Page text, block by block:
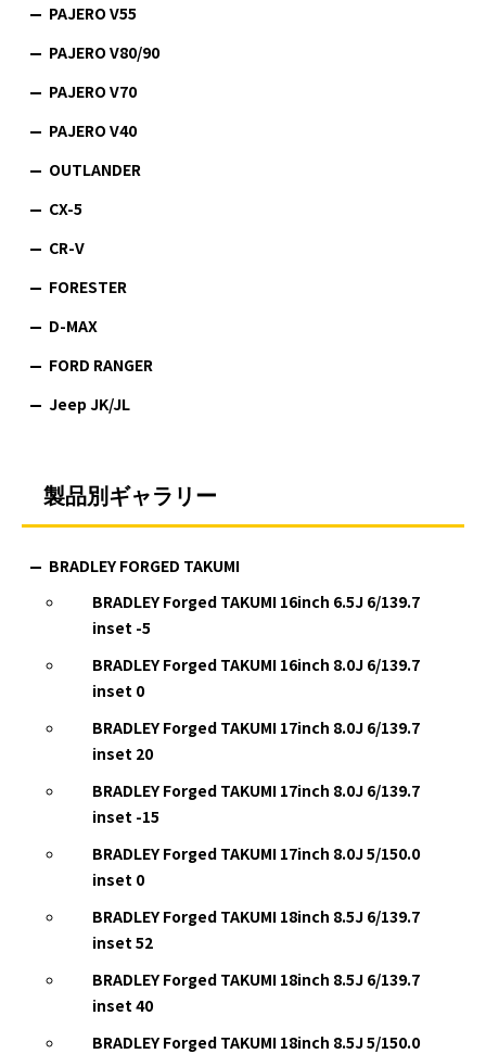
PAJERO V55
PAJERO V80/90
PAJERO V70
PAJERO V40
OUTLANDER
CX-5
CR-V
FORESTER
D-MAX
FORD RANGER
Jeep JK/JL
製品別ギャラリー
BRADLEY FORGED TAKUMI
BRADLEY Forged TAKUMI 16inch 6.5J 6/139.7
inset -5
BRADLEY Forged TAKUMI 16inch 8.0J 6/139.7
inset 0
BRADLEY Forged TAKUMI 17inch 8.0J 6/139.7
inset 20
BRADLEY Forged TAKUMI 17inch 8.0J 6/139.7
inset -15
BRADLEY Forged TAKUMI 17inch 8.0J 5/150.0
inset 0
BRADLEY Forged TAKUMI 18inch 8.5J 6/139.7
inset 52
BRADLEY Forged TAKUMI 18inch 8.5J 6/139.7
inset 40
BRADLEY Forged TAKUMI 18inch 8.5J 5/150.0